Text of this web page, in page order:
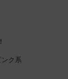
ンク系